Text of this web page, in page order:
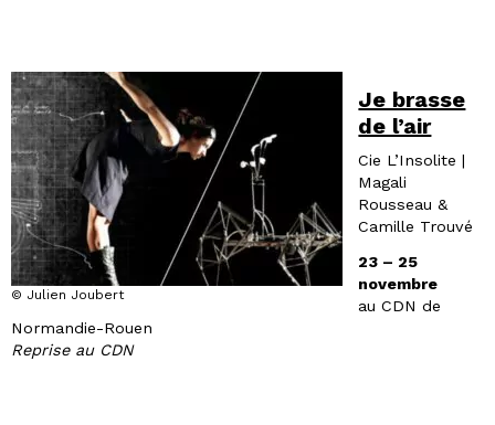
© Julien Joubert
Je brasse
de l’air
Cie L’Insolite |
Magali
Rousseau &
Camille Trouvé
23 – 25
novembre
au CDN de
Normandie-Rouen
Reprise au CDN